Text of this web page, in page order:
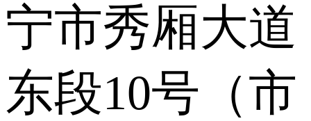
宁市秀厢大道
东段10号（市